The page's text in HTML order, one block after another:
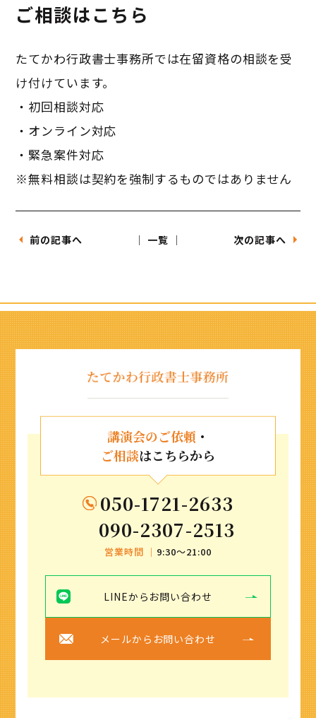
ご相談はこちら
たてかわ行政書士事務所では在留資格の相談を受
け付けています。
・初回相談対応
・オンライン対応
・緊急案件対応
※無料相談は契約を強制するものではありません
前の記事へ 次の記事へ
│ 一覧 │
講演会のご依頼 ・
ご相談はこちらから
050-1721-2633
090-2307-2513
営業時間 ｜ 9:30〜21:00
LINEからお問い合わせ
メールからお問い合わせ